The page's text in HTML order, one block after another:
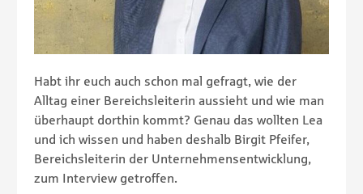
Habt ihr euch auch schon mal gefragt, wie der
Alltag einer Bereichsleiterin aussieht und wie man
überhaupt dorthin kommt? Genau das wollten Lea
und ich wissen und haben deshalb Birgit Pfeifer,
Bereichsleiterin der Unternehmensentwicklung,
zum Interview getroffen.